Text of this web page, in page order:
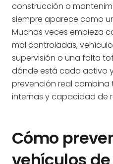
construcción o
siempre aparece como
Muchas veces empieza
mal controladas,
supervisión o una falta
dónde está cada activo
prevención real
internas y capacidad de
Cómo